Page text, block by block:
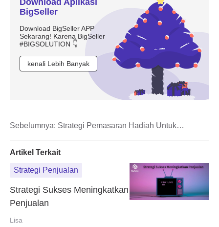
Download Aplikasi
BigSeller
Download BigSeller APP
Sekarang! Karena BigSeller
#BIGSOLUTION 👇
kenali Lebih Banyak
Sebelumnya: Strategi Pemasaran Hadiah Untuk
Artikel Terkait
Strategi Penjualan
Strategi Sukses Meningkatkan
Penjualan
Lisa